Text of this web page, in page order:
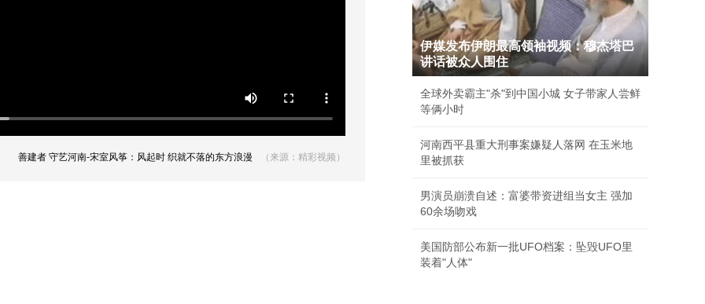
善建者 守艺河南-宋室风筝：风起时 织就不落的东方浪漫 （来源：精彩视频）
伊媒发布伊朗最高领袖视频：穆杰塔巴
讲话被众人围住
全球外卖霸主"杀"到中国小城 女子带家人尝鲜
等俩小时
河南西平县重大刑事案嫌疑人落网 在玉米地
里被抓获
男演员崩溃自述：富婆带资进组当女主 强加
60余场吻戏
美国防部公布新一批UFO档案：坠毁UFO里
装着"人体"